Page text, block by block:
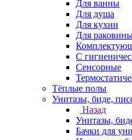
Для ванны
Для душа
Для кухни
Для
С
Сенсорные
Тёплые полы
Унитазы, биде,
Назад
Унитазы,
Бачки для